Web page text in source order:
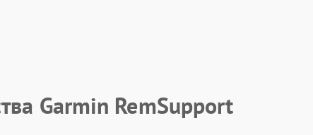
Garmin RemSupport